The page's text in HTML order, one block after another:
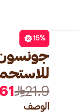
15%
21.9
الوصف